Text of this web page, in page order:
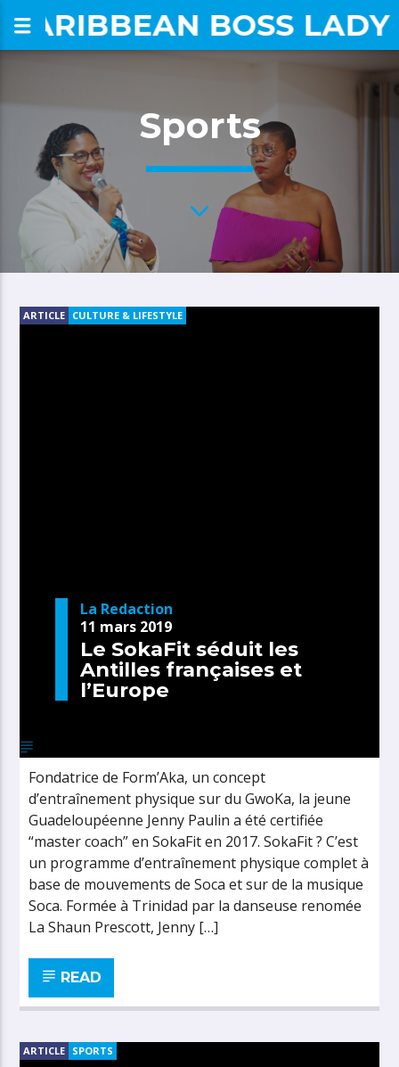
CARIBBEAN BOSS LADY
Sports
ARTICLE CULTURE & LIFESTYLE
La Redaction
11 mars 2019
Le SokaFit séduit les
Antilles françaises et
l’Europe
Fondatrice de Form’Aka, un concept
d’entraînement physique sur du GwoKa, la jeune
Guadeloupéenne Jenny Paulin a été certifiée
“master coach” en SokaFit en 2017. SokaFit ? C’est
un programme d’entraînement physique complet à
base de mouvements de Soca et sur de la musique
Soca. Formée à Trinidad par la danseuse renomée
La Shaun Prescott, Jenny […]
READ
ARTICLE SPORTS